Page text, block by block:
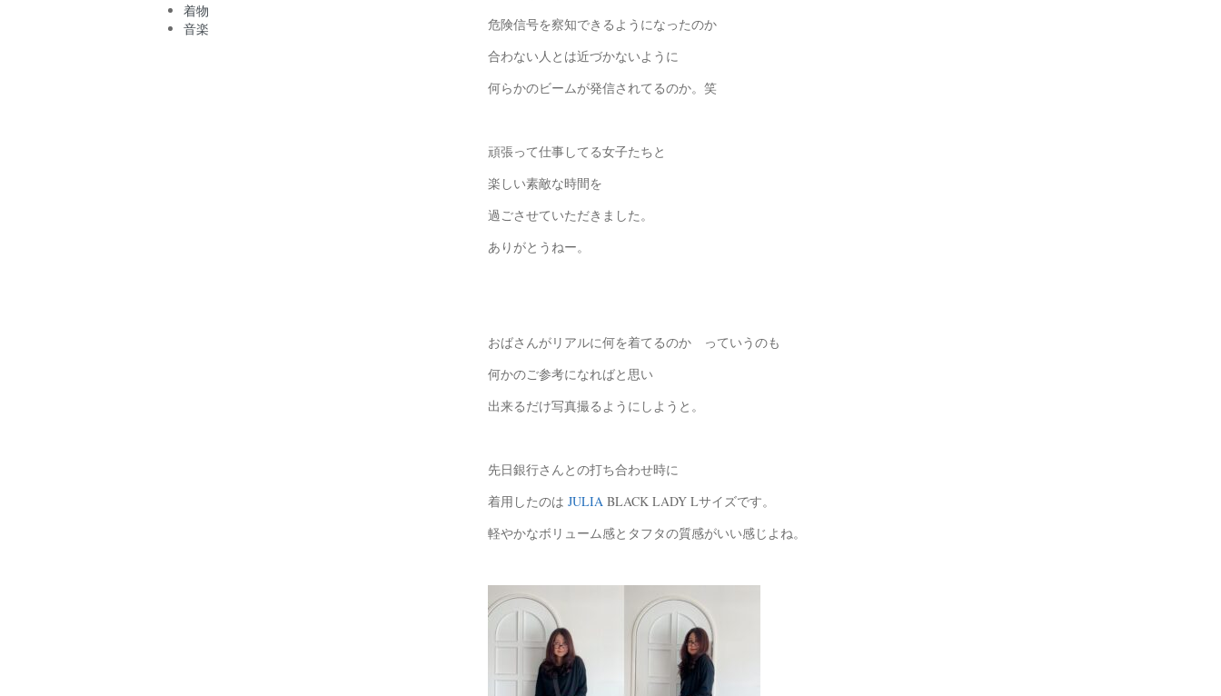
危険信号を察知できるようになったのか
合わない人とは近づかないように
何らかのビームが発信されてるのか。笑
頑張って仕事してる女子たちと
楽しい素敵な時間を
過ごさせていただきました。
ありがとうねー。
おばさんがリアルに何を着てるのか っていうのも
何かのご参考になればと思い
出来るだけ写真撮るようにしようと。
先日銀行さんとの打ち合わせ時に
着用したのは JULIA BLACK LADY Lサイズです。
軽やかなボリューム感とタフタの質感がいい感じよね。
着物
音楽